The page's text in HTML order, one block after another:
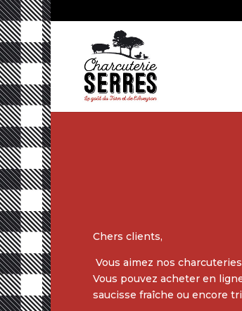
Chers clients,
Vous aimez nos
Vous pouvez acheter en
saucisse fraîche ou encore